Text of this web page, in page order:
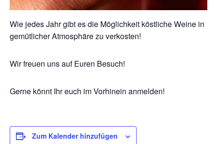
Wie jedes Jahr gibt es die Möglichkeit köstliche Weine in
gemütlicher Atmosphäre zu verkosten!
Wir freuen uns auf Euren Besuch!
Gerne könnt Ihr euch im Vorhinein anmelden!
Zum Kalender hinzufügen